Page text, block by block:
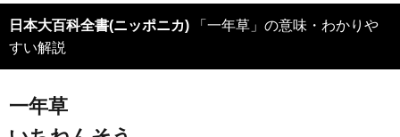
日本大百科全書(ニッポニカ) 「一年草」の意味・わかりや
すい解説
一年草